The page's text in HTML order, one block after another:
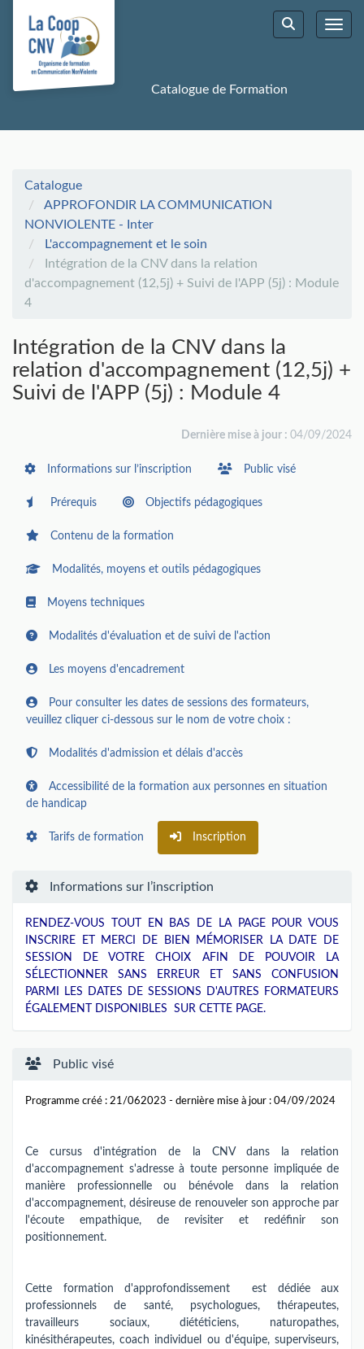
Aller au menu principal
Aller au contenu principal
Personnaliser l'interface
Rechercher
Catalogue de Formation
Catalogue
APPROFONDIR LA COMMUNICATION
NONVIOLENTE - Inter
L'accompagnement et le soin
Intégration de la CNV dans la relation
d'accompagnement (12,5j) + Suivi de l'APP (5j) : Module
4
Intégration de la CNV dans la
relation d'accompagnement (12,5j) +
Suivi de l'APP (5j) : Module 4
Dernière mise à jour : 04/09/2024
Informations sur l’inscription Public visé
Prérequis Objectifs pédagogiques
Contenu de la formation
Modalités, moyens et outils pédagogiques
Moyens techniques
Modalités d'évaluation et de suivi de l'action
Les moyens d'encadrement
Pour consulter les dates de sessions des formateurs,
veuillez cliquer ci-dessous sur le nom de votre choix :
Modalités d'admission et délais d'accès
Accessibilité de la formation aux personnes en situation
de handicap
Tarifs de formation Inscription
Informations sur l’inscription
RENDEZ-VOUS TOUT EN BAS DE LA PAGE POUR VOUS
INSCRIRE ET MERCI DE BIEN MÉMORISER LA DATE DE
SESSION DE VOTRE CHOIX AFIN DE POUVOIR LA
SÉLECTIONNER SANS ERREUR ET SANS CONFUSION
PARMI LES DATES DE SESSIONS D'AUTRES FORMATEURS
ÉGALEMENT DISPONIBLES SUR CETTE PAGE.
Public visé
Programme créé : 21/062023 - dernière mise à jour : 04/09/2024
Ce cursus d'intégration de la CNV dans la relation
d'accompagnement s'adresse à toute personne impliquée de
manière professionnelle ou bénévole dans la relation
d'accompagnement, désireuse de renouveler son approche par
l'écoute empathique, de revisiter et redéfinir son
positionnement.
Cette formation d'approfondissement est dédiée aux
professionnels de santé, psychologues, thérapeutes,
travailleurs sociaux, diététiciens, naturopathes,
kinésithérapeutes, coach individuel ou d'équipe, superviseurs,